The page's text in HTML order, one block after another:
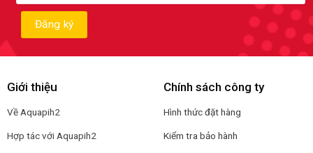
Giới thiệu
Về Aquapih2
Hợp tác với Aquapih2
Chính sách công ty
Hình thức đặt hàng
Kiểm tra bảo hành